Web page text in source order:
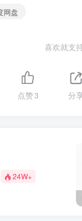
网盘
喜欢就支
点赞3 分
24W+